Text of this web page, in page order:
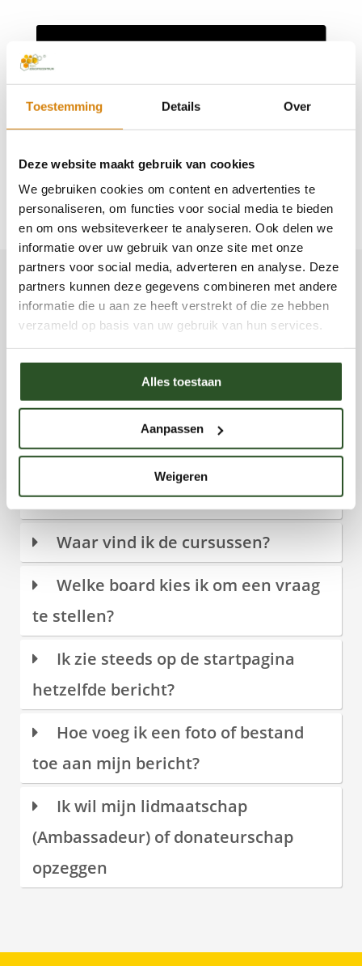
Toestemming Details Over
Deze website maakt gebruik van cookies
We gebruiken cookies om content en advertenties te
personaliseren, om functies voor social media te bieden
en om ons websiteverkeer te analyseren. Ook delen we
informatie over uw gebruik van onze site met onze
partners voor social media, adverteren en analyse. Deze
partners kunnen deze gegevens combineren met andere
informatie die u aan ze heeft verstrekt of die ze hebben
verzameld op basis van uw gebruik van hun services.
Alles toestaan
Aanpassen
Weigeren
Veelgestelde vragen
Werkt software met Microsoft en
Apple?
Ik ben mijn wachtwoord vergeten
Hoe wijzig ik mijn wachtwoord?
Waar vind ik de cursussen?
Welke board kies ik om een vraag
te stellen?
Ik zie steeds op de startpagina
hetzelfde bericht?
Hoe voeg ik een foto of bestand
toe aan mijn bericht?
Ik wil mijn lidmaatschap
(Ambassadeur) of donateurschap
opzeggen